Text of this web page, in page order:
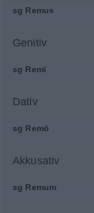
sg Remus
Genitiv
sg Remī
Dativ
sg Remō
Akkusativ
sg Remum